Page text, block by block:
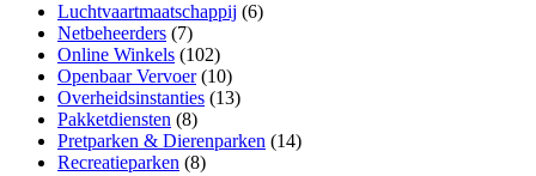
Luchtvaartmaatschappij (6)
Netbeheerders (7)
Online Winkels (102)
Openbaar Vervoer(10)
Overheidsinstanties (13)
Pakketdiensten (8)
Pretparken & Dierenparken (14)
Recreatieparken (8)